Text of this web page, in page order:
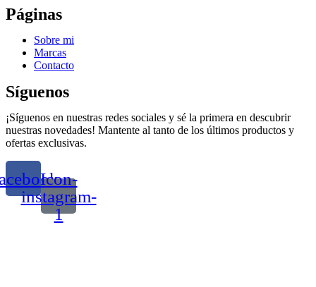
Páginas
Sobre mi
Marcas
Contacto
Síguenos
¡Síguenos en nuestras redes sociales y sé la primera en descubrir
nuestras novedades! Mantente al tanto de los últimos productos y
ofertas exclusivas.
Icon-
instagram-
1